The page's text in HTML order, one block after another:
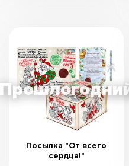
Посылка "От всего
сердца!"